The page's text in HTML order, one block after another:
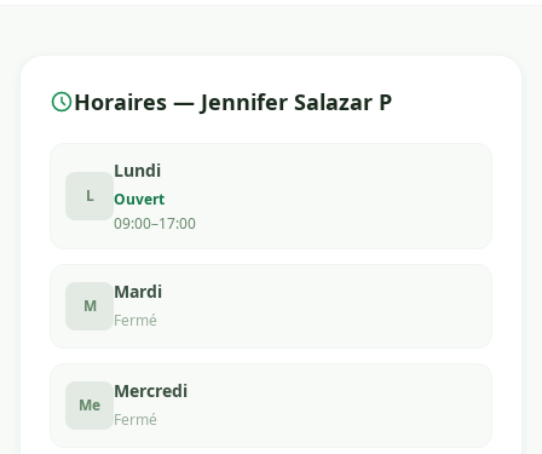
Horaires — Jennifer Salazar P
L
Lundi
Ouvert
09:00–17:00
M
Mardi
Fermé
Me
Mercredi
Fermé